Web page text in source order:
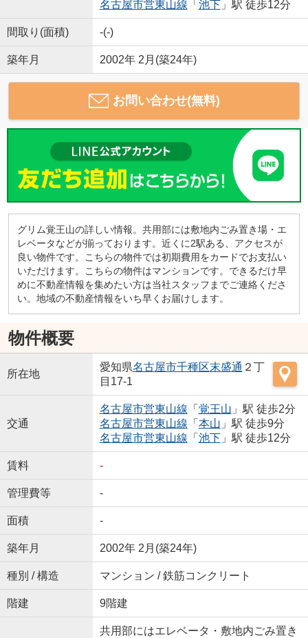
名古屋市営東山線 「 池下」駅 徒歩12分
間取り(面積) -(-)
築年月 2002年 2月(築24年)
お問い合わせ(無料)
グリム覚王山の詳しい情報。共用部には敷地内ごみ置き場・エ
レベータなどが揃っております。近くに2駅ある、アクセスが
良い物件です。こちらの物件では初期費用をカードでお支払い
いただけます。こちらの物件はマンションです。できるだけ早
めに不動産情報を集めたい方は当社スタッフまでご連絡くださ
い。地域の不動産情報をいち早くお届けします。
物件概要
所在地
愛知県名古屋市千種区末盛通 ２丁
目17-1
交通
名古屋市営東山線 「 覚王山 」駅 徒歩2分
名古屋市営東山線 「 本山 」駅 徒歩9分
名古屋市営東山線 「 池下」駅 徒歩12分
賃料 -
管理費等 -
面積 -
築年月 2002年 2月(築24年)
種別 / 構造 マンション / 鉄筋コンクリート
階建 9階建
共用部にはエレベータ・敷地内ごみ置き